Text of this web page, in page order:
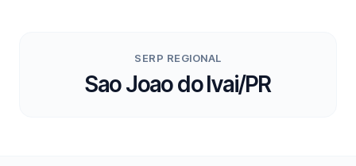
SERP REGIONAL
Sao Joao do Ivai/PR